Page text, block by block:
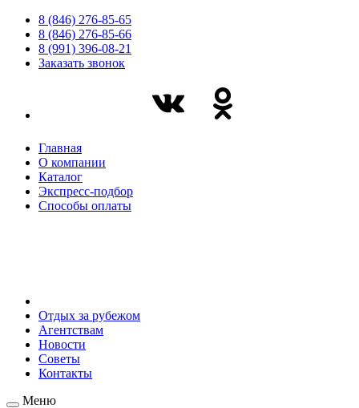
8 (846) 276-85-65
8 (846) 276-85-66
8 (991) 396-08-21
Заказать звонок
Главная
О компании
Каталог
Экспресс-подбор
Способы оплаты
Отдых за рубежом
Агентствам
Новости
Советы
Контакты
Меню